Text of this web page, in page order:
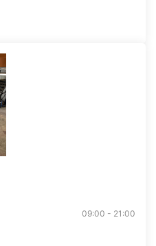
09:00 - 21:00